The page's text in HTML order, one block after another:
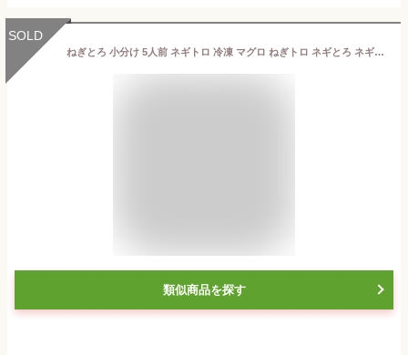
SOLD
ねぎとろ 小分け 5人前 ネギトロ 冷凍 マグロ ねぎトロ ネギとろ ネギトロ丼 おつまみ まぐろ 食品 お取り寄せ たたき ギフト プレゼント
類似商品を探す